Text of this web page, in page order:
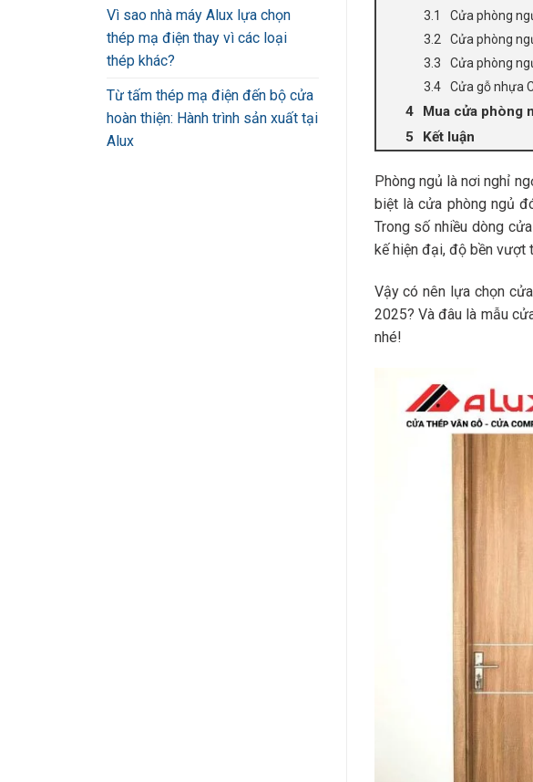
Vì sao nhà máy Alux lựa chọn
thép mạ điện thay vì các loại
thép khác?
Từ tấm thép mạ điện đến bộ cửa
hoàn thiện: Hành trình sản xuất tại
Alux
Cửa phòng
Cửa phòng
Cửa phòng
Cửa gỗ nhựa
Mua cửa phòng
Kết luận
Phòng ngủ là nơi nghỉ
biệt là cửa phòng ngủ
Trong số nhiều dòng
kế hiện đại, độ bền vượt
Vậy có nên lựa chọn
2025? Và đâu là mẫu
nhé!